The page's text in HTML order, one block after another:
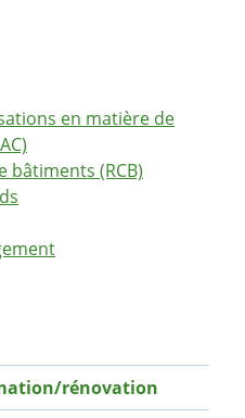
en matière de
bâtiments (RCB)
rénovation